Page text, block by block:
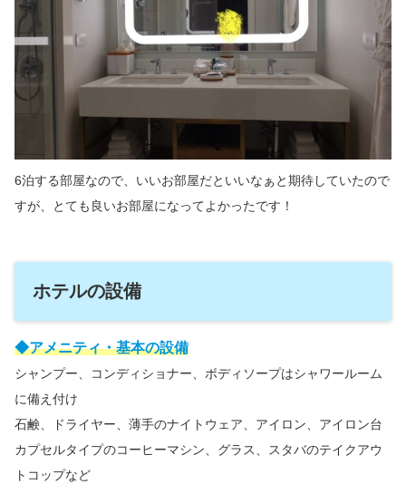
6泊する部屋なので、いいお部屋だといいなぁと期待していたので
すが、とても良いお部屋になってよかったです！
ホテルの設備
◆アメニティ・基本の設備
シャンプー、コンディショナー、ボディソープはシャワールーム
に備え付け
石鹸、ドライヤー、薄手のナイトウェア、アイロン、アイロン台
カプセルタイプのコーヒーマシン、グラス、スタバのテイクアウ
トコップなど